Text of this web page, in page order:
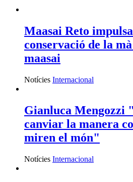
Maasai Reto
conservació de la
maasai
Notícies Internacional
Gianluca Mengozzi
canviar la manera
miren el món"
Notícies Internacional